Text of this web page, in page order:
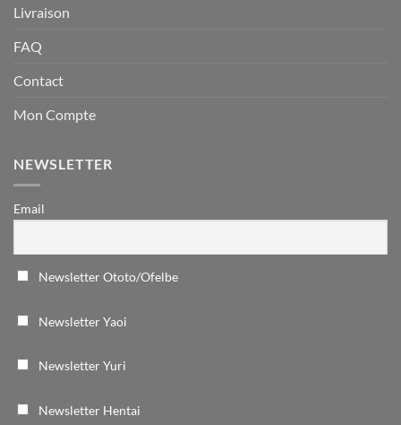
Livraison
FAQ
Contact
Mon Compte
NEWSLETTER
Email
Newsletter Ototo/Ofelbe
Newsletter Yaoi
Newsletter Yuri
Newsletter Hentai